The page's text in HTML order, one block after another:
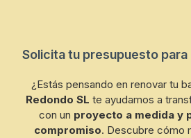
Solicita tu presupuesto
¿Estás pensando en renovar tu
Redondo SL te ayudamos a
con un proyecto a medida y
compromiso. Descubre cómo